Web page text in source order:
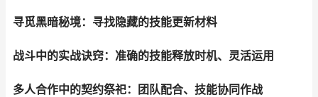
寻觅黑暗秘境：寻找隐藏的技能更新材料
战斗中的实战诀窍：准确的技能释放时机、灵活运用
多人合作中的契约祭祀：团队配合、技能协同作战